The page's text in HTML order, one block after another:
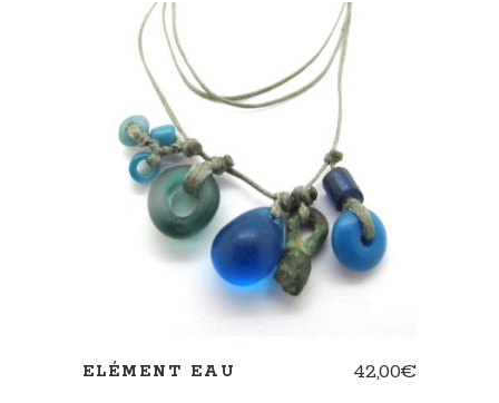
AJOUTER AU PANIER
ELÉMENT EAU 42,00€